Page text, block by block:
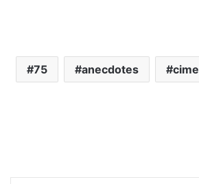
75 anecdotes